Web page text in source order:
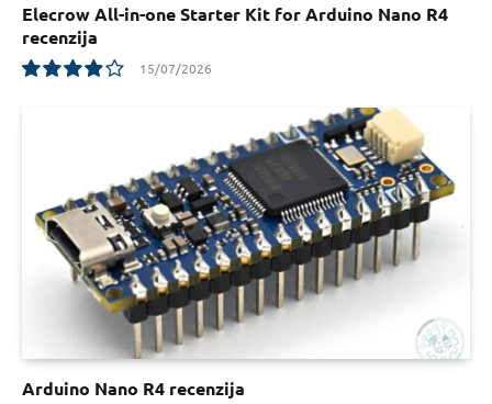
Elecrow All-in-one Starter Kit for Arduino Nano R4
recenzija
15/07/2026
Arduino Nano R4 recenzija